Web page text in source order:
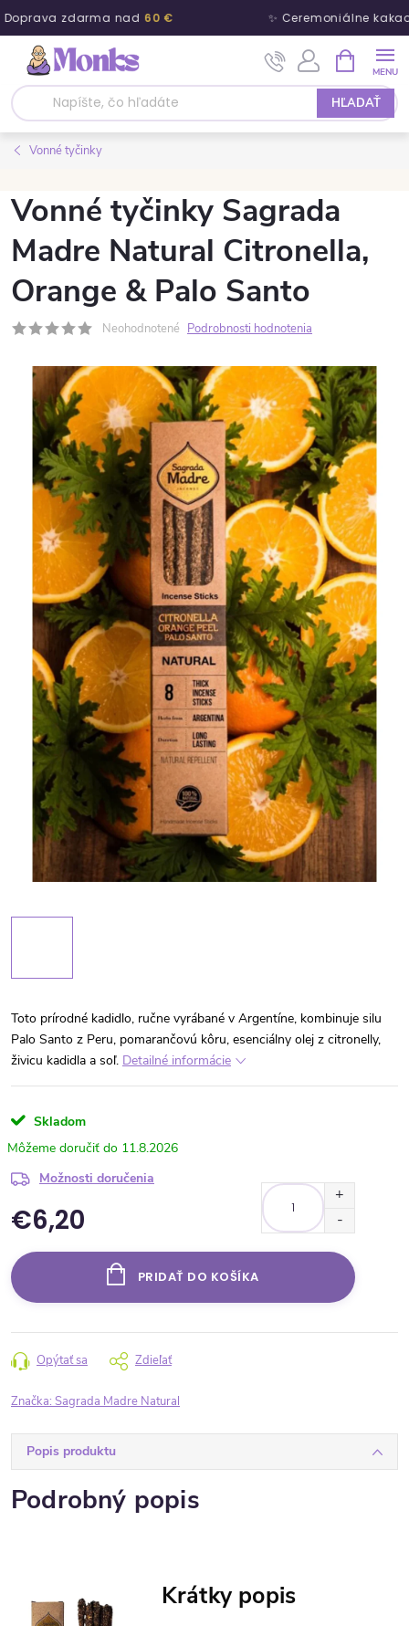
Doprava zdarma nad 60 € ✨ Ceremoniálne
Prejsť na obsah
HĽADAŤ
Vonné tyčinky
Vonné tyčinky Sagrada
Madre Natural Citronella,
Orange & Palo Santo
Neohodnotené Podrobnosti hodnotenia
Toto prírodné kadidlo, ručne vyrábané v Argentíne, kombinuje silu
Palo Santo z Peru, pomarančovú kôru, esenciálny olej z citronelly,
živicu kadidla a soľ. Detailné informácie
Skladom
11.8.2026
Možnosti doručenia
€6,20
PRIDAŤ DO KOŠÍKA
Opýtať sa Zdieľať
Značka: Sagrada Madre Natural
Popis produktu
Podrobný popis
Krátky popis